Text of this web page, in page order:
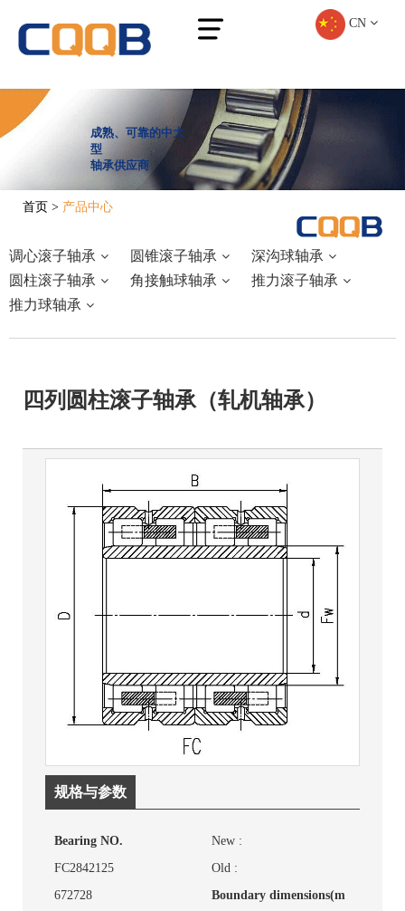
CN
成熟、可靠的中大
型
轴承供应商
首页 > 产品中心
调心滚子轴承 圆锥滚子轴承
深沟球轴承
圆柱滚子轴承
角接触球轴承
推力滚子轴承
推力球轴承
四列圆柱滚子轴承（轧机轴承）
规格与参数
Bearing NO.
New :
FC2842125
Old :
672728
Boundary dimensions(m